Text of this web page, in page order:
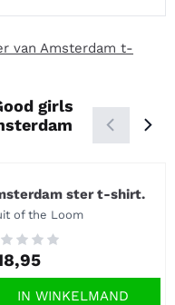
van Amsterdam t-
girls
ster t-shirt.
of the Loom
18,95
IN WINKELMAND